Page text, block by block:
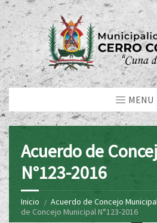
MENU
Acuerdo de
N°123-2016
Inicio Acuerdo de Concejo
de Concejo Municipal N°123-2016